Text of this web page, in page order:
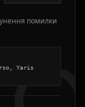
помилки
Yaris